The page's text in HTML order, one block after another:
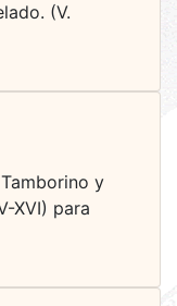
(V.
y
XVI) para